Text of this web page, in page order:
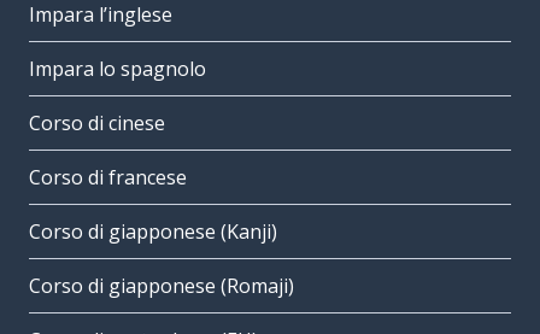
Impara l’inglese
Impara lo spagnolo
Corso di cinese
Corso di francese
Corso di giapponese (Kanji)
Corso di giapponese (Romaji)